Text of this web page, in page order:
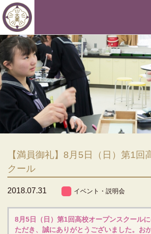
【満員御礼】8月5日（日）第1回
クール
2018.07.31 イベント・説明会
8月5日（日）第1回高校オープンスクール
ただき、誠にありがとうございました。お